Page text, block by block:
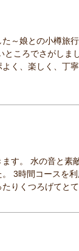
～娘との小樽旅
ところでさがしま
く、楽しく、丁
す。 水の音と素
3時間コースを
りくつろげてとて